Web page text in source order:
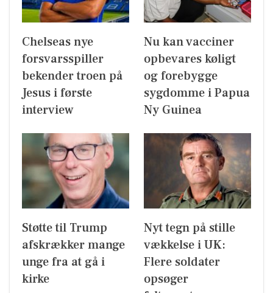
Chelseas nye
forsvarsspiller
bekender troen på
Jesus i første
interview
Nu kan vacciner
opbevares køligt
og forebygge
sygdomme i Papua
Ny Guinea
Støtte til Trump
afskrækker mange
unge fra at gå i
kirke
Nyt tegn på stille
vækkelse i UK:
Flere soldater
opsøger